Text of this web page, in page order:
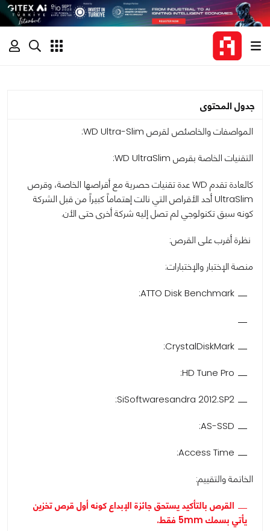
جدول المحتوى
المواصفات والخاصئص لقرص WD Ultra-Slim:
التقنيات الخاصة بقرص WD UltraSlim:
كالعادة تقدم WD عدة تقنيات حصرية مع أقراصها الخاصة، وقرص
UltraSlim أحد الأقراص التي نالت إهتماماً كبيراً من قبل الشركة
كونه سبق تكنولوجي لم تصل إليه شركة أخرى حتى الأن.
نظرة أقرب على القرص:
منصة الإختبار والإختبارات:
ATTO Disk Benchmark:
CrystalDiskMark:
HD Tune Pro:
SiSoftwaresandra 2012.SP2:
AS-SSD:
Access Time:
الخاتمة والتقييم:
القرص بالتأكيد يستحق جائزة الإبداع كونه أول قرص تخزين
يأتي بسمك 5mm فقط.